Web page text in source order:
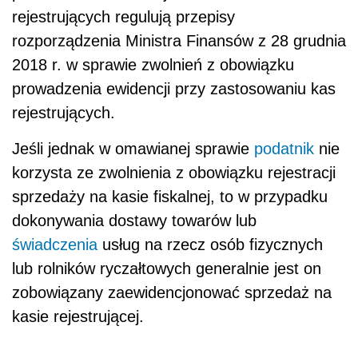
rejestrujących regulują przepisy
rozporządzenia Ministra Finansów z 28 grudnia
2018 r. w sprawie zwolnień z obowiązku
prowadzenia ewidencji przy zastosowaniu kas
rejestrujących.
Jeśli jednak w omawianej sprawie podatnik nie
korzysta ze zwolnienia z obowiązku rejestracji
sprzedaży na kasie fiskalnej, to w przypadku
dokonywania dostawy towarów lub
świadczenia usług na rzecz osób fizycznych
lub rolników ryczałtowych generalnie jest on
zobowiązany zaewidencjonować sprzedaż na
kasie rejestrującej.